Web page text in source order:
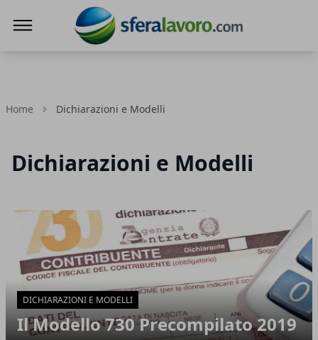
Home Dichiarazioni e Modelli
Dichiarazioni e Modelli
Articoli in Evidenza
DICHIARAZIONI E MODELLI
Il Modello 730 Precompilato 2019